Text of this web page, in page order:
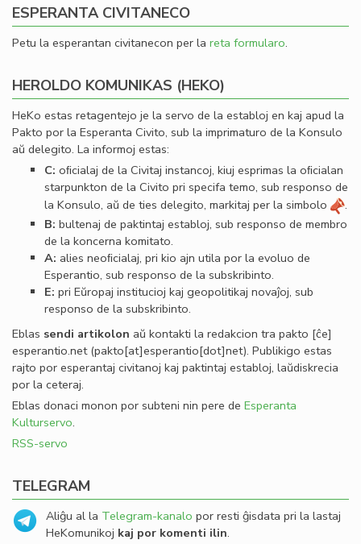
ESPERANTA CIVITANECO
Petu la esperantan civitanecon per la reta formularo.
HEROLDO KOMUNIKAS (HEKO)
HeKo estas retagentejo je la servo de la establoj en kaj apud la
Pakto por la Esperanta Civito, sub la imprimaturo de la Konsulo
aŭ delegito. La informoj estas:
C: oﬁcialaj de la Civitaj instancoj, kiuj esprimas la oﬁcialan
starpunkton de la Civito pri specifa temo, sub responso de
la Konsulo, aŭ de ties delegito, markitaj per la simbolo
.
B: bultenaj de paktintaj establoj, sub responso de membro
de la koncerna komitato.
A: alies neoﬁcialaj, pri kio ajn utila por la evoluo de
Esperantio, sub responso de la subskribinto.
E: pri Eŭropaj institucioj kaj geopolitikaj novaĵoj, sub
responso de la subskribinto.
Eblas sendi artikolon aŭ kontakti la redakcion tra pakto [ĉe]
esperantio.net(pakto[at]esperantio[dot]net). Publikigo estas
rajto por esperantaj civitanoj kaj paktintaj establoj, laŭdiskrecia
por la ceteraj.
Eblas donaci monon por subteni nin pere de Esperanta
Kulturservo.
RSS-servo
TELEGRAM
Aliĝu al la Telegram-kanalo por resti ĝisdata pri la lastaj
HeKomunikoj kaj por komenti ilin.